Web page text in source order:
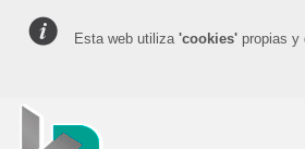
Esta web utiliza 'cookies' propias y